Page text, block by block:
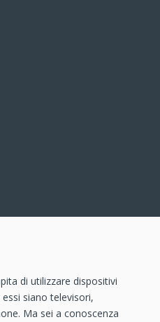
di utilizzare dispositivi
siano televisori,
Ma sei a conoscenza